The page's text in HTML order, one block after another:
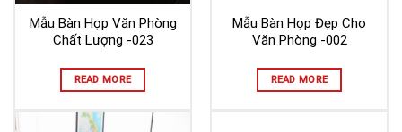
Mẫu Bàn Họp Văn Phòng
Chất Lượng -023
READ MORE
Mẫu Bàn Họp Đẹp Cho
Văn Phòng -002
READ MORE